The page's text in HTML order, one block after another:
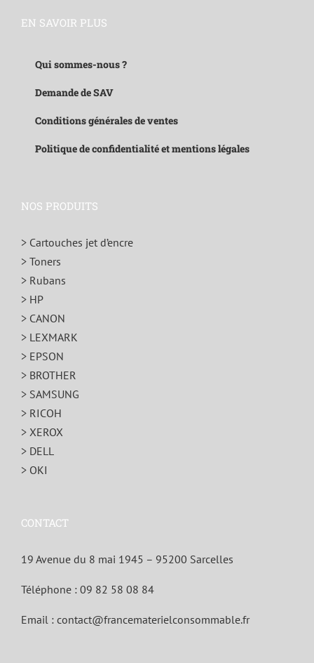
EN SAVOIR PLUS
Qui sommes-nous ?
Demande de SAV
Conditions générales de ventes
Politique de confidentialité et mentions légales
NOS PRODUITS
> Cartouches jet d’encre
> Toners
> Rubans
> HP
> CANON
> LEXMARK
> EPSON
> BROTHER
> SAMSUNG
> RICOH
> XEROX
> DELL
> OKI
CONTACT
19 Avenue du 8 mai 1945 – 95200 Sarcelles
Téléphone : 09 82 58 08 84
Email : contact@francematerielconsommable.fr